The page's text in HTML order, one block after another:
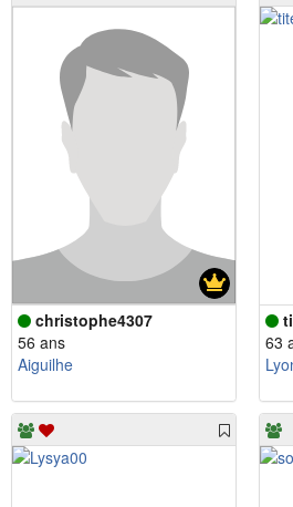
christophe4307
56 ans
Aiguilhe
63